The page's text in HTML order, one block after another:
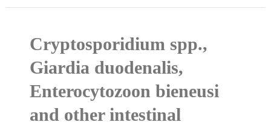
Cryptosporidium spp.,
Giardia duodenalis,
Enterocytozoon bieneusi
and other intestinal